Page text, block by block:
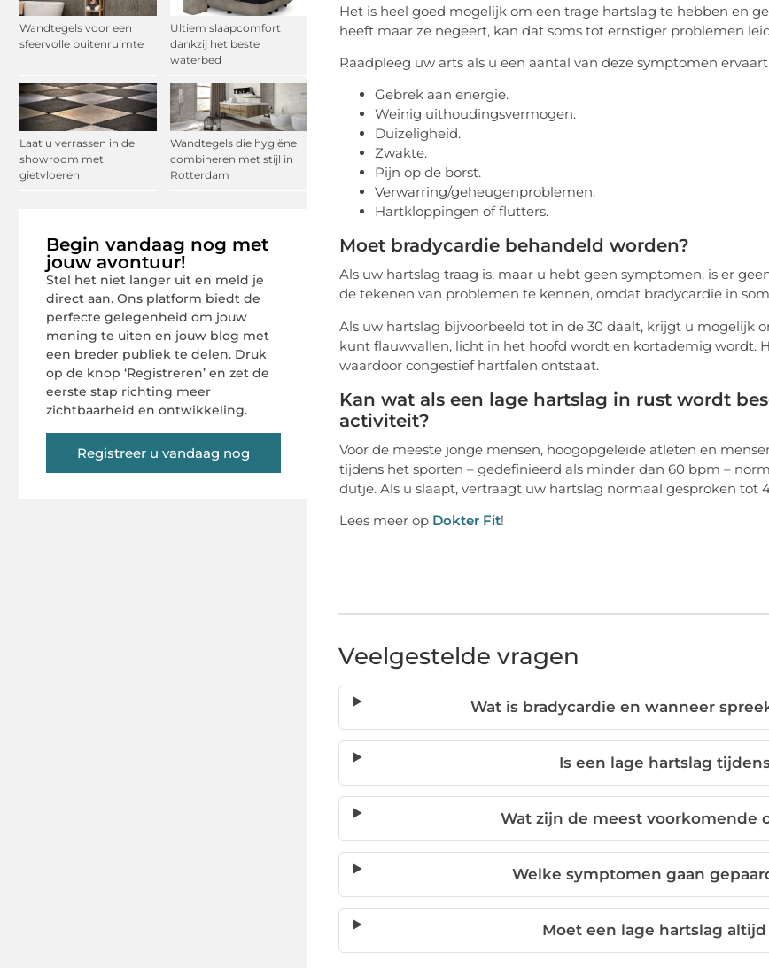
Wandtegels voor een
sfeervolle buitenruimte
Ultiem slaapcomfort
dankzij het beste
waterbed
Laat u verrassen in de
showroom met
gietvloeren
Wandtegels die hygiëne
combineren met stijl in
Rotterdam
Begin vandaag nog met
jouw avontuur!
Stel het niet langer uit en meld je
direct aan. Ons platform biedt de
perfecte gelegenheid om jouw
mening te uiten en jouw blog met
een breder publiek te delen. Druk
op de knop ‘Registreren’ en zet de
eerste stap richting meer
zichtbaarheid en ontwikkeling.
Registreer u vandaag nog
Het is heel goed mogelijk om een trage hartslag te hebben en
heeft maar ze negeert, kan dat soms tot ernstiger problemen
Raadpleeg uw arts als u een aantal van deze symptomen
Gebrek aan energie.
Weinig uithoudingsvermogen.
Duizeligheid.
Zwakte.
Pijn op de borst.
Verwarring/geheugenproblemen.
Hartkloppingen of flutters.
Moet bradycardie behandeld worden?
Als uw hartslag traag is, maar u hebt geen symptomen, is er
de tekenen van problemen te kennen, omdat bradycardie in
Als uw hartslag bijvoorbeeld tot in de 30 daalt, krijgt u mogelijk
kunt flauwvallen, licht in het hoofd wordt en kortademig wordt.
waardoor congestief hartfalen ontstaat.
Kan wat als een lage hartslag in rust wordt
activiteit?
Voor de meeste jonge mensen, hoogopgeleide atleten en
tijdens het sporten – gedefinieerd als minder dan 60 bpm –
dutje. Als u slaapt, vertraagt uw hartslag normaal gesproken tot
Lees meer op Dokter Fit!
Veelgestelde vragen
Wat is bradycardie en wanneer
Is een lage hartslag
Wat zijn de meest voorkomende
Welke symptomen gaan
Moet een lage hartslag